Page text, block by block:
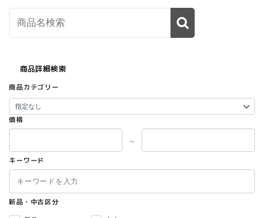
商品詳細検索
商品カテゴリー
価格
～
キーワード
新品・中古区分